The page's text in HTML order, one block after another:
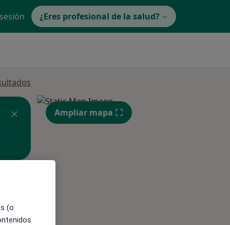
¿Eres profesional de la salud?
Ampliar mapa
(o